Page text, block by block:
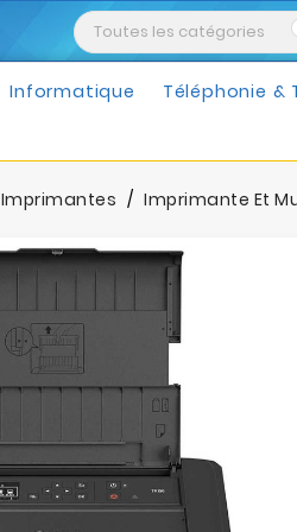
Informatique Téléphonie &
Imprimantes Imprimante Et